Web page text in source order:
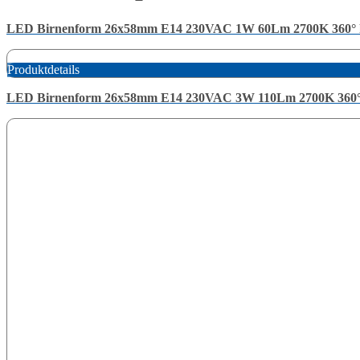
LED Birnenform 26x58mm E14 230VAC 1W 60Lm 2700K
Produktdetails
LED Birnenform 26x58mm E14 230VAC 3W 110Lm 2700K